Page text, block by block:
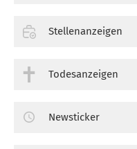
Stellenanzeigen
Todesanzeigen
Newsticker